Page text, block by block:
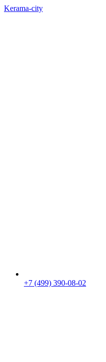
Kerama-city
+7 (499) 390-08-02